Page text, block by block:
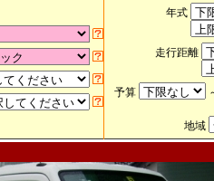
年式
走行距離
予算
地域